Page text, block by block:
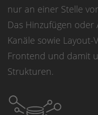
nur an einer Stelle
Das Hinzufügen
Kanäle sowie Layout-
Frontend und damit
Strukturen.